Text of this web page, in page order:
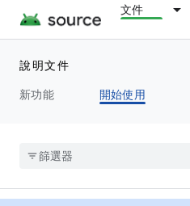
文件
說明文件
新功能
開始使用